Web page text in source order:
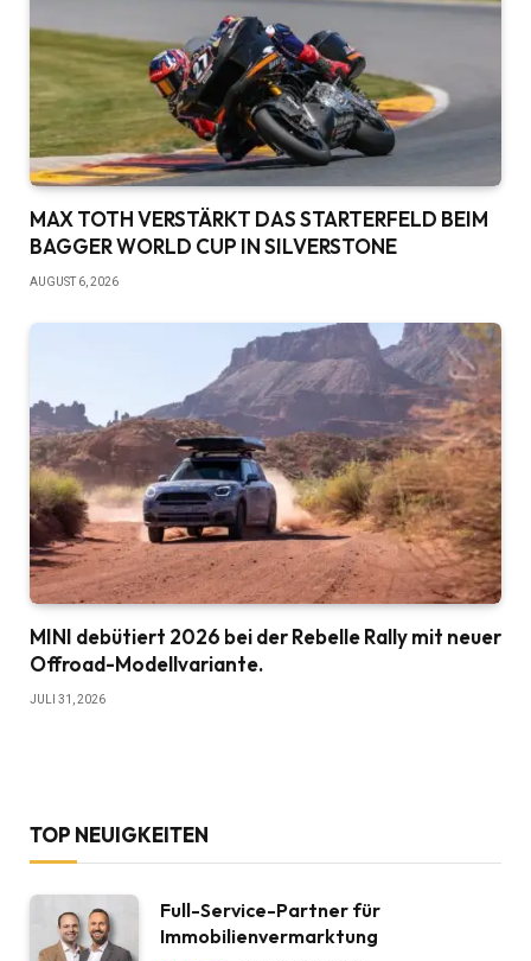
MAX TOTH VERSTÄRKT DAS STARTERFELD BEIM
BAGGER WORLD CUP IN SILVERSTONE
AUGUST 6, 2026
MINI debütiert 2026 bei der Rebelle Rally mit neuer
Offroad-Modellvariante.
JULI 31, 2026
TOP NEUIGKEITEN
Full-Service-Partner für
Immobilienvermarktung